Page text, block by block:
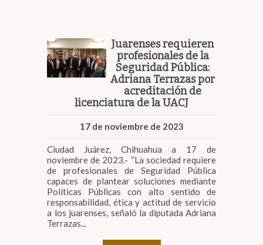
Juarenses requieren
profesionales de la
Seguridad Pública:
Adriana Terrazas por
acreditación de
licenciatura de la UACJ
17 de noviembre de 2023
Ciudad Juárez, Chihuahua a 17 de
noviembre de 2023.- “La sociedad requiere
de profesionales de Seguridad Pública
capaces de plantear soluciones mediante
Políticas Públicas con alto sentido de
responsabilidad, ética y actitud de servicio
a los juarenses, señaló la diputada Adriana
Terrazas...